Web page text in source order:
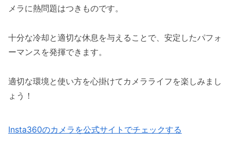
メラに熱問題はつきものです。
十分な冷却と適切な休息を与えることで、安定したパフォ
ーマンスを発揮できます。
適切な環境と使い方を心掛けてカメラライフを楽しみまし
ょう！
Insta360のカメラを公式サイトでチェックする